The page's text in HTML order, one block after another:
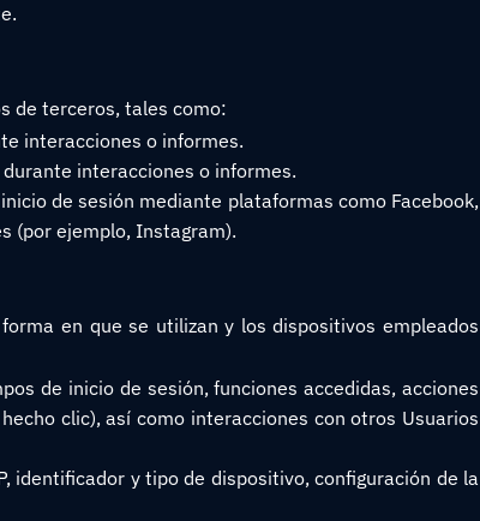
de terceros, tales como:
interacciones o informes.
interacciones o informes.
de sesión mediante plataformas como Facebook,
(por ejemplo, Instagram).
en que se utilizan y los dispositivos empleados
de inicio de sesión, funciones accedidas, acciones
clic), así como interacciones con otros Usuarios
identificador y tipo de dispositivo, configuración de la